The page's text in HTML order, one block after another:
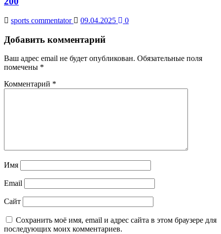
sports commentator 09.04.2025 0
Добавить комментарий
Ваш адрес email не будет опубликован. Обязательные поля
помечены *
Комментарий *
Имя
Email
Сайт
Сохранить моё имя, email и адрес сайта в этом браузере для
последующих моих комментариев.